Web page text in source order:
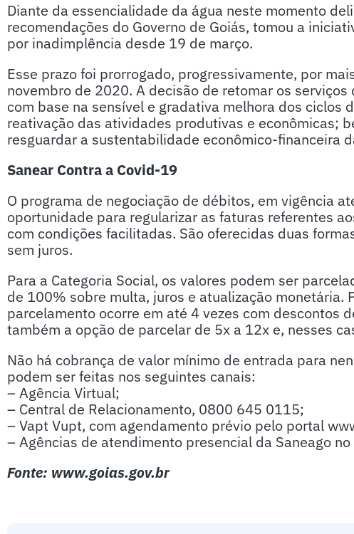
Diante da essencialidade da água neste momento
recomendações do Governo de Goiás, tomou a
por inadimplência desde 19 de março.
Esse prazo foi prorrogado, progressivamente, por
novembro de 2020. A decisão de retomar os
com base na sensível e gradativa melhora dos ciclos
reativação das atividades produtivas e econômicas;
resguardar a sustentabilidade econômico-financeira
Sanear Contra a Covid-19
O programa de negociação de débitos, em vigência
oportunidade para regularizar as faturas referentes
com condições facilitadas. São oferecidas duas
sem juros.
Para a Categoria Social, os valores podem ser
de 100% sobre multa, juros e atualização monetária.
parcelamento ocorre em até 4 vezes com descontos
também a opção de parcelar de 5x a 12x e, nesses
Não há cobrança de valor mínimo de entrada para
podem ser feitas nos seguintes canais:
– Agência Virtual;
– Central de Relacionamento, 0800 645 0115;
– Vapt Vupt, com agendamento prévio pelo portal
– Agências de atendimento presencial da Saneago no
Fonte: www.goias.gov.br